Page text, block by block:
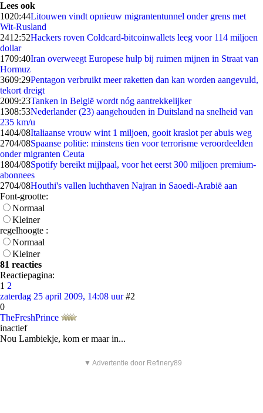
Lees ook
1020:44Litouwen vindt opnieuw migrantentunnel onder grens met
Wit-Rusland
2412:52Hackers roven Coldcard-bitcoinwallets leeg voor 114 miljoen
dollar
1709:40Iran overweegt Europese hulp bij ruimen mijnen in Straat van
Hormuz
3609:29Pentagon verbruikt meer raketten dan kan worden aangevuld,
tekort dreigt
2009:23Tanken in België wordt nóg aantrekkelijker
1308:53Nederlander (23) aangehouden in Duitsland na snelheid van
235 km/u
1404/08Italiaanse vrouw wint 1 miljoen, gooit kraslot per abuis weg
2704/08Spaanse politie: minstens tien voor terrorisme veroordeelden
onder migranten Ceuta
1804/08Spotify bereikt mijlpaal, voor het eerst 300 miljoen premium-
abonnees
2704/08Houthi's vallen luchthaven Najran in Saoedi-Arabië aan
Font-grootte:
Normaal
Kleiner
regelhoogte :
Normaal
Kleiner
81 reacties
Reactiepagina:
1 2
zaterdag 25 april 2009, 14:08 uur #2
0
TheFreshPrince
inactief
Nou Lambiekje, kom er maar in...
▼ Advertentie door Refinery89